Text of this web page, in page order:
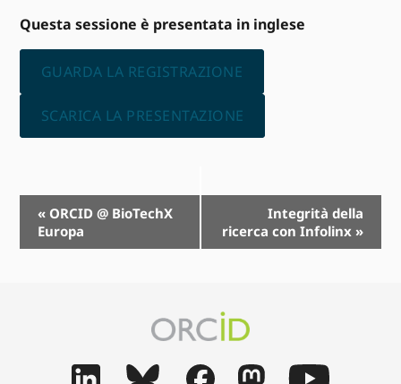
Questa sessione è presentata in inglese
GUARDA LA REGISTRAZIONE
SCARICA LA PRESENTAZIONE
Navigazione
Evento
« ORCID @ BioTechX
Europa
Integrità della
ricerca con Infolinx »